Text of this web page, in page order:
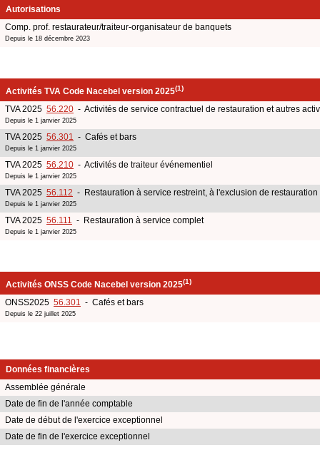
Autorisations
Comp. prof. restaurateur/traiteur-organisateur de banquets
Depuis le 18 décembre 2023
Activités TVA Code Nacebel version 2025(1)
TVA 2025 56.220 - Activités de service contractuel de restauration et autres
Depuis le 1 janvier 2025
TVA 2025 56.301 - Cafés et bars
Depuis le 1 janvier 2025
TVA 2025 56.210 - Activités de traiteur événementiel
Depuis le 1 janvier 2025
TVA 2025 56.112 - Restauration à service restreint, à l'exclusion de
Depuis le 1 janvier 2025
TVA 2025 56.111 - Restauration à service complet
Depuis le 1 janvier 2025
Activités ONSS Code Nacebel version 2025(1)
ONSS2025 56.301 - Cafés et bars
Depuis le 22 juillet 2025
Données financières
Assemblée générale
Date de fin de l'année comptable
Date de début de l'exercice exceptionnel
Date de fin de l'exercice exceptionnel